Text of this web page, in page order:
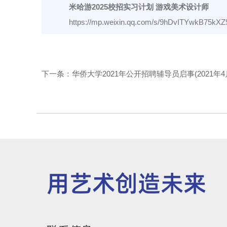
米哈游2025校招实习计划 游戏美术设计师
https://mp.weixin.qq.com/s/
下一条：华侨大学2021年公开招聘辅导员启事(2021年4
用艺术创造未来